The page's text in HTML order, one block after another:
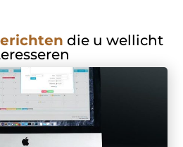
die u wellicht